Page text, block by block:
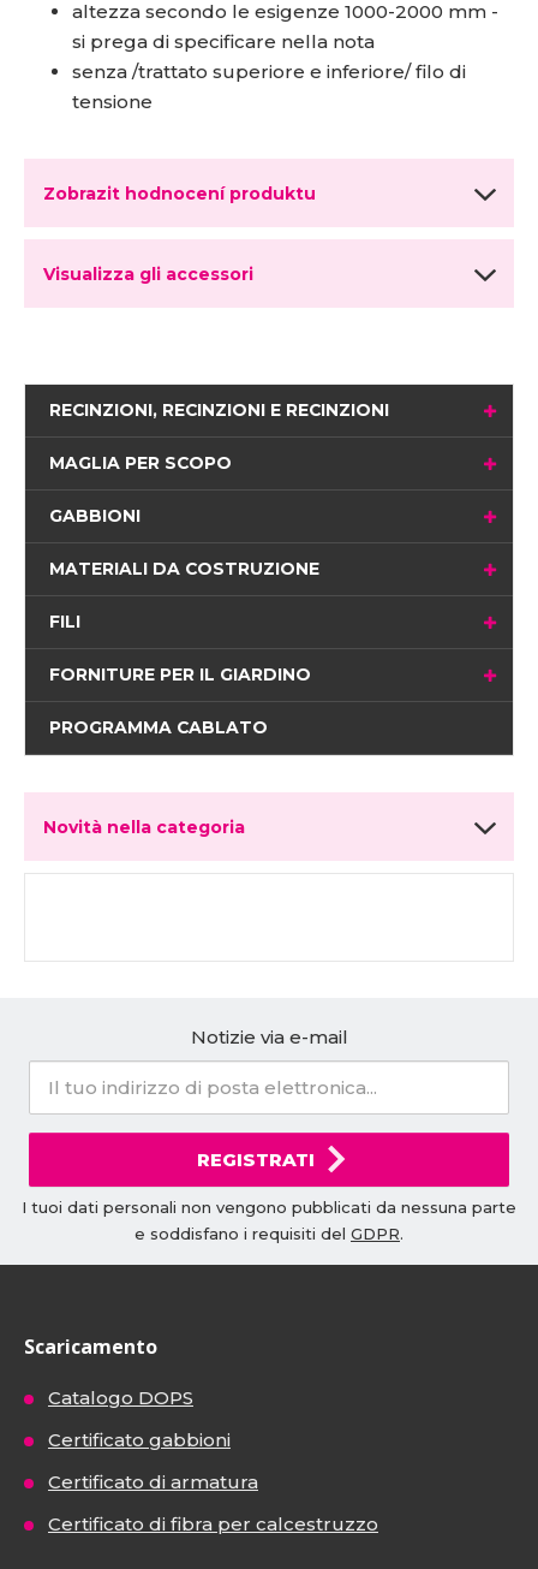
altezza secondo le esigenze 1000-2000 mm -
si prega di specificare nella nota
senza /trattato superiore e inferiore/ filo di
tensione
Zobrazit hodnocení produktu
Visualizza gli accessori
RECINZIONI, RECINZIONI E RECINZIONI
MAGLIA PER SCOPO
GABBIONI
MATERIALI DA COSTRUZIONE
FILI
FORNITURE PER IL GIARDINO
PROGRAMMA CABLATO
Novità nella categoria
Notizie via e-mail
REGISTRATI
I tuoi dati personali non vengono pubblicati da nessuna parte
e soddisfano i requisiti del GDPR.
Scaricamento
Catalogo DOPS
Certificato gabbioni
Certificato di armatura
Certificato di fibra per calcestruzzo